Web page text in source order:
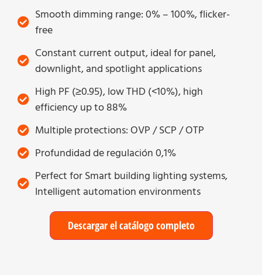
Smooth dimming range: 0% – 100%, flicker-
free
Constant current output, ideal for panel,
downlight, and spotlight applications
High PF (≥0.95), low THD (<10%), high
efficiency up to 88%
Multiple protections: OVP / SCP / OTP
Profundidad de regulación 0,1%
Perfect for Smart building lighting systems,
Intelligent automation environments
Descargar el catálogo completo